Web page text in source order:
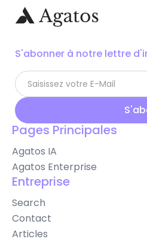
S'abonner à notre lettre
Pages Principales
Agatos IA
Agatos Enterprise
Entreprise
Search
Contact
Articles